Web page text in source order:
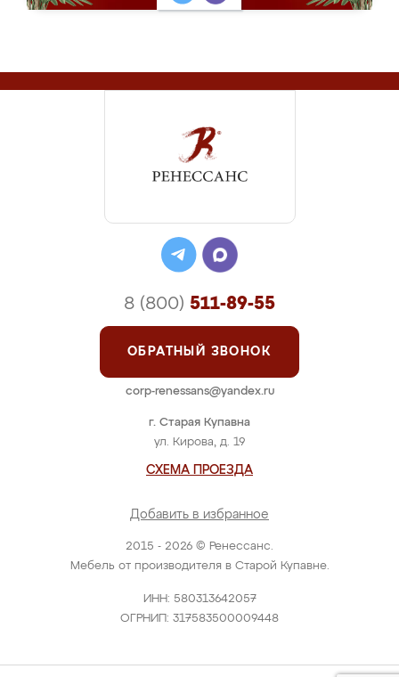
2015 - 2026 © Ренессанс.
Мебель от производителя в Старой Купавне.
ИНН: 580313642057
ОГРНИП: 317583500009448
г. Старая Купавна
ул. Кирова, д. 19
СХЕМА ПРОЕЗДА
Добавить в избранное
8 (800) 511-89-55
ОБРАТНЫЙ ЗВОНОК
corp-renessans@yandex.ru